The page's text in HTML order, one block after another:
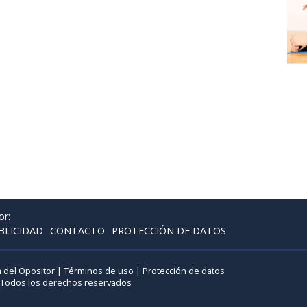
CONTACTO PROTECCIÓN DE DATOS
del Opositor | Términos de uso | Protección de datos
los derechos reservados